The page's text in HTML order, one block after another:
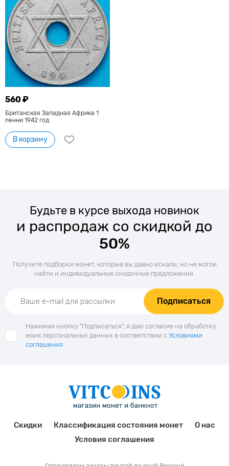
560 ₽
Британская Западная Африка 1
пенни 1942 год
В корзину
Будьте в курсе выхода новинок
и распродаж со скидкой до
50%
Получите подборки монет, которые вы давно искали, но не могли
найти и индивидуальные скидочные предложения.
Подписаться
Нажимая кнопку "Подписаться", я даю согласие на обработку
моих персональных данных в соответствии с Условиями
соглашения
Скидки Классификация состояния монет
О нас
Условия соглашения